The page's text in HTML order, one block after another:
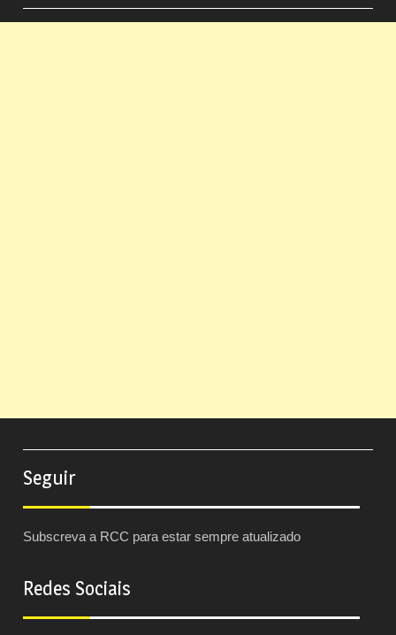
Seguir
Subscreva a RCC para estar sempre atualizado
Redes Sociais